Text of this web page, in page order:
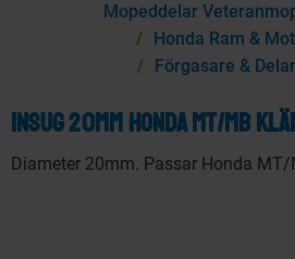
KANSKE NÅGON AV DESSA
DIG?
87
Mopeddelar
Honda Ram &
Förgasare &
Insug 20mm Honda MT/MB
Diameter 20mm. Passar Honda MT/